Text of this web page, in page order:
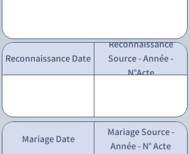
Reconnaissance Date
Reconnaissance
Source - Année -
N°Acte
Mariage Date
Mariage Source -
Année - N° Acte